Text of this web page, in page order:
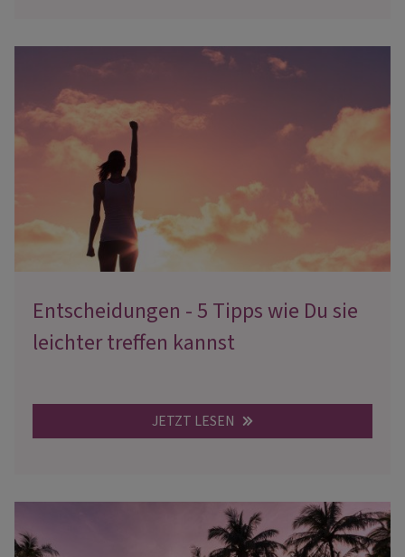
Entscheidungen - 5 Tipps wie Du sie
leichter treffen kannst
JETZT LESEN